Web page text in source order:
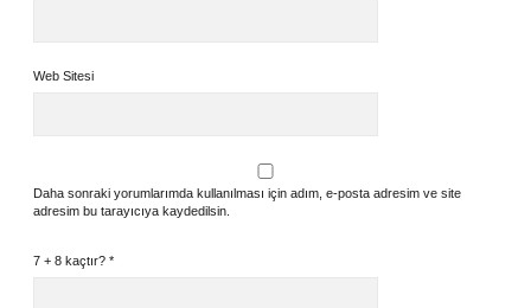
Web Sitesi
Daha sonraki yorumlarımda kullanılması için adım, e-posta adresim ve site
adresim bu tarayıcıya kaydedilsin.
7 + 8 kaçtır? *